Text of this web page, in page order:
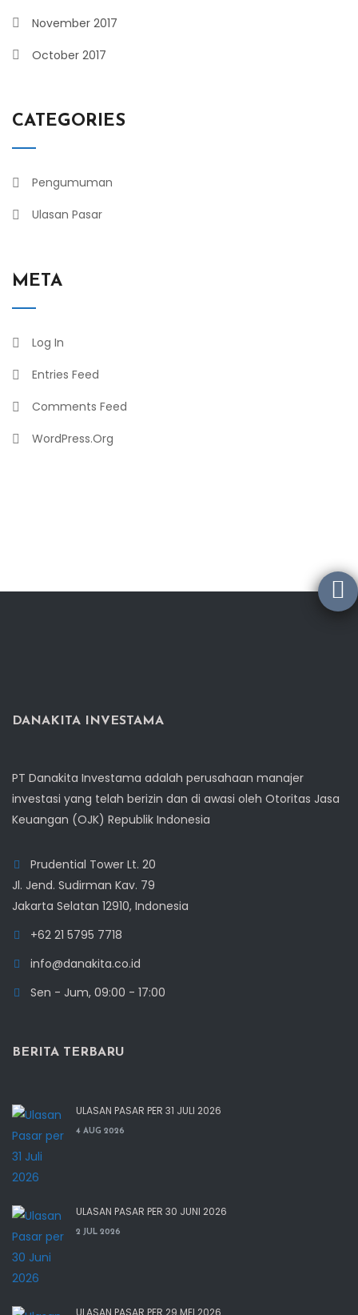
November 2017
October 2017
CATEGORIES
Pengumuman
Ulasan Pasar
META
Log In
Entries Feed
Comments Feed
WordPress.org
DANAKITA INVESTAMA
PT Danakita Investama adalah perusahaan manajer
investasi yang telah berizin dan di awasi oleh Otoritas Jasa
Keuangan (OJK) Republik Indonesia
Prudential Tower Lt. 20
Jl. Jend. Sudirman Kav. 79
Jakarta Selatan 12910, Indonesia
+62 21 5795 7718
info@danakita.co.id
Sen - Jum, 09:00 - 17:00
BERITA TERBARU
ULASAN PASAR PER 31 JULI 2026
4 AUG 2026
ULASAN PASAR PER 30 JUNI 2026
2 JUL 2026
ULASAN PASAR PER 29 MEI 2026